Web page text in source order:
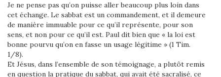
Je ne pense pas qu’on puisse aller beaucoup plus loin dans
cet échange. Le sabbat est un commandement, et il demeure
de manière immuable pour ce qu’il représente, pour son
sens, et non pour ce qu’il est. Paul dit bien que « la loi est
bonne pourvu qu’on en fasse un usage légitime » (1 Tim.
1/8).
Et Jésus, dans l’ensemble de son témoignage, a plutôt remis
en question la pratique du sabbat, qui avait été sacralisé, ce